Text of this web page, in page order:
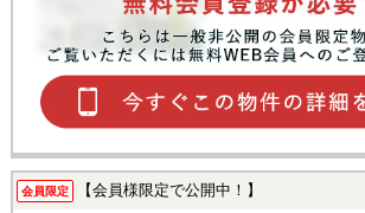
会員限定 【会員様限定で公開中！】